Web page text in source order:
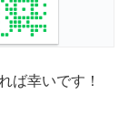
ば幸いです！